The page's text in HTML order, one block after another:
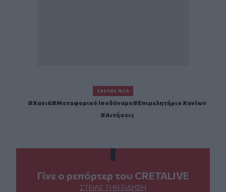
ΣΧΕΤΙΚΆ TAGS
Χανιά Μεταφορικό Ισοδύναμο
Επιμελητήριο Χανίων
Αιτήσεις
Γίνε ο ρεπόρτερ του CRETALIVE
ΣΤΕΊΛΕ ΤΗΝ ΕΊΔΗΣΗ